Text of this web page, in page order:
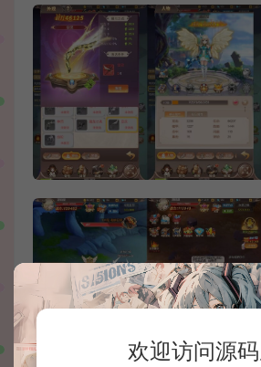
欢迎访问源